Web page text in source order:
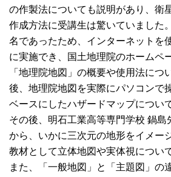
の作製法についても説明があり、衛
作成方法に受講生は驚いていました
名であったため、インターネットを
に実施でき、国土地理院のホームペ
「地理院地図」の概要や使用法につ
後、地理院地図を実際にパソコンで
ベースにしたハザードマップについ
その後、明石工業高等専門学校 鍋島
から、いかに三次元の地形をイメー
教材として立体地図や実体視につい
また、「一般地図」と「主題図」の